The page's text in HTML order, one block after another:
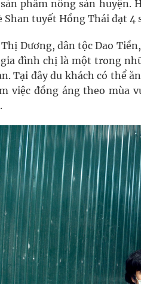
phẩm nông sản huyện.
Shan tuyết Hồng Thái đạt 4
Dương, dân tộc Dao
đình chị là một trong
Tại đây du khách có thể
việc đồng áng theo mùa